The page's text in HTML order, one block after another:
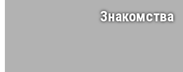
Знакомства